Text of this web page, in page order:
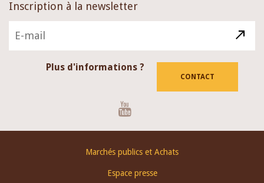
Inscription à la newsletter
Plus d'informations ?
CONTACT
Marchés publics et Achats
Espace presse